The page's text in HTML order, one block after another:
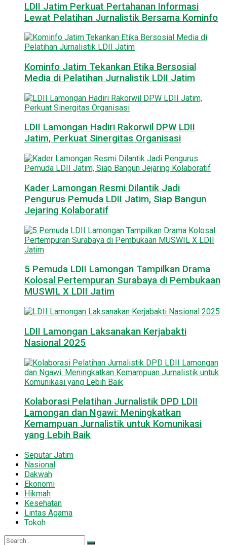
LDII Jatim Perkuat Pertahanan Informasi
Lewat Pelatihan Jurnalistik Bersama Kominfo
Kominfo Jatim Tekankan Etika Bersosial
Media di Pelatihan Jurnalistik LDII Jatim
LDII Lamongan Hadiri Rakorwil DPW LDII
Jatim, Perkuat Sinergitas Organisasi
Kader Lamongan Resmi Dilantik Jadi
Pengurus Pemuda LDII Jatim, Siap Bangun
Jejaring Kolaboratif
5 Pemuda LDII Lamongan Tampilkan Drama
Kolosal Pertempuran Surabaya di Pembukaan
MUSWIL X LDII Jatim
LDII Lamongan Laksanakan Kerjabakti
Nasional 2025
Kolaborasi Pelatihan Jurnalistik DPD LDII
Lamongan dan Ngawi: Meningkatkan
Kemampuan Jurnalistik untuk Komunikasi
yang Lebih Baik
Seputar Jatim
Nasional
Dakwah
Ekonomi
Hikmah
Kesehatan
Lintas Agama
Tokoh